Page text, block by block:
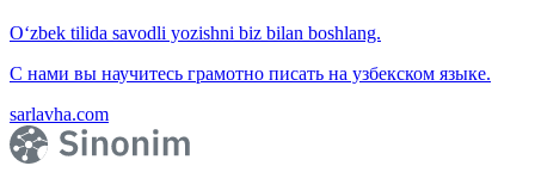
O‘zbek tilida savodli yozishni biz bilan boshlang.
С нами вы научитесь грамотно писать на узбекском языке.
sarlavha.com